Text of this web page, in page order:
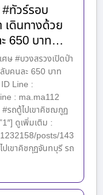
ทัวร์รอบ
เดินทางด้วย
650 บาท…
ษ #บวงสรวงเปิดป่า
บคนละ 650 บาท
Line :
: ma.ma112
#รถตู้ไปเขาคิชฌกูฏ
ดูเพิ่มเติม :
posts/143
เขาคิชกุฏจันทบุรี รถ